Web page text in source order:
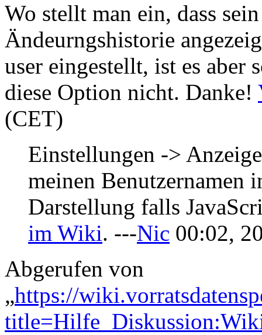
Wo stellt man ein, dass
Ändeurngshistorie
user eingestellt, ist es aber
diese Option nicht. Danke!
(CET)
Einstellungen ->
meinen Benutzernamen
Darstellung falls
im Wiki. ---Nic 00:02,
Abgerufen von
„https://